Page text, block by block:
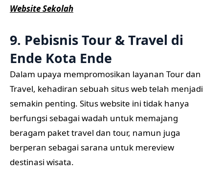
Website Sekolah
9. Pebisnis Tour & Travel di
Ende Kota Ende
Dalam upaya mempromosikan layanan Tour dan
Travel, kehadiran sebuah situs web telah menjadi
semakin penting. Situs website ini tidak hanya
berfungsi sebagai wadah untuk memajang
beragam paket travel dan tour, namun juga
berperan sebagai sarana untuk mereview
destinasi wisata.